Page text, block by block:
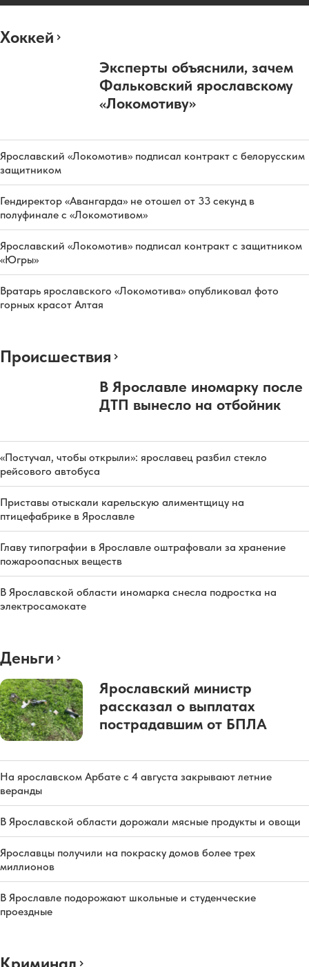
Хоккей
Эксперты объяснили, зачем
Фальковский ярославскому
«Локомотиву»
Ярославский «Локомотив» подписал контракт с белорусским
защитником
Гендиректор «Авангарда» не отошел от 33 секунд в
полуфинале с «Локомотивом»
Ярославский «Локомотив» подписал контракт с защитником
«Югры»
Вратарь ярославского «Локомотива» опубликовал фото
горных красот Алтая
Происшествия
В Ярославле иномарку после
ДТП вынесло на отбойник
«Постучал, чтобы открыли»: ярославец разбил стекло
рейсового автобуса
Приставы отыскали карельскую алиментщицу на
птицефабрике в Ярославле
Главу типографии в Ярославле оштрафовали за хранение
пожароопасных веществ
В Ярославской области иномарка снесла подростка на
электросамокате
Деньги
Ярославский министр
рассказал о выплатах
пострадавшим от БПЛА
На ярославском Арбате с 4 августа закрывают летние
веранды
В Ярославской области дорожали мясные продукты и овощи
Ярославцы получили на покраску домов более трех
миллионов
В Ярославле подорожают школьные и студенческие
проездные
Криминал